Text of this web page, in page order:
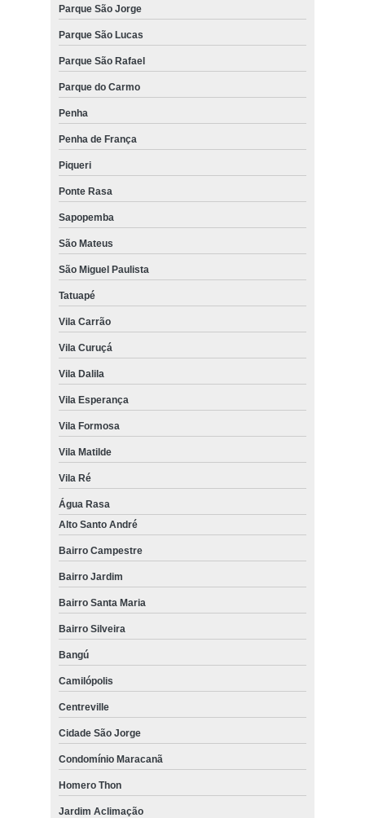
Parque São Jorge
Parque São Lucas
Parque São Rafael
Parque do Carmo
Penha
Penha de França
Piqueri
Ponte Rasa
Sapopemba
São Mateus
São Miguel Paulista
Tatuapé
Vila Carrão
Vila Curuçá
Vila Dalila
Vila Esperança
Vila Formosa
Vila Matilde
Vila Ré
Água Rasa
Alto Santo André
Bairro Campestre
Bairro Jardim
Bairro Santa Maria
Bairro Silveira
Bangú
Camilópolis
Centreville
Cidade São Jorge
Condomínio Maracanã
Homero Thon
Jardim Aclimação